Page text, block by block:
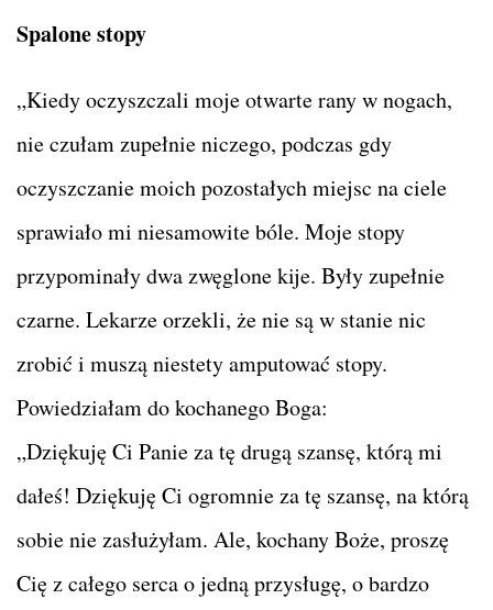
Spalone stopy
„Kiedy oczyszczali moje otwarte rany w nogach,
nie czułam zupełnie niczego, podczas gdy
oczyszczanie moich pozostałych miejsc na ciele
sprawiało mi niesamowite bóle. Moje stopy
przypominały dwa zwęglone kije. Były zupełnie
czarne. Lekarze orzekli, że nie są w stanie nic
zrobić i muszą niestety amputować stopy.
Powiedziałam do kochanego Boga:
„Dziękuję Ci Panie za tę drugą szansę, którą mi
dałeś! Dziękuję Ci ogromnie za tę szansę, na którą
sobie nie zasłużyłam. Ale, kochany Boże, proszę
Cię z całego serca o jedną przysługę, o bardzo